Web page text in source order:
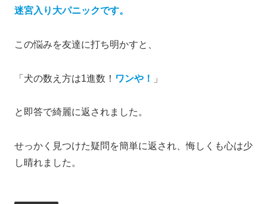
迷宮入り大パニックです。
この悩みを友達に打ち明かすと、
「犬の数え方は1進数！ ワンや！ 」
と即答で綺麗に返されました。
せっかく見つけた疑問を簡単に返され、悔しくも心は少
し晴れました。